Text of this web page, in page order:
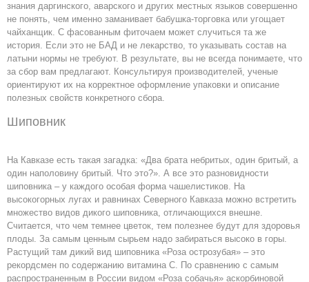
знания даргинского, аварского и других местных языков совершенно
не понять, чем именно заманивает бабушка-торговка или угощает
чайханщик. С фасованным фиточаем может случиться та же
история. Если это не БАД и не лекарство, то указывать состав на
латыни нормы не требуют. В результате, вы не всегда понимаете, что
за сбор вам предлагают. Консультируя производителей, ученые
ориентируют их на корректное оформление упаковки и описание
полезных свойств конкретного сбора.
Шиповник
На Кавказе есть такая загадка: «Два брата небритых, один бритый, а
один наполовину бритый. Что это?». А все это разновидности
шиповника – у каждого особая форма чашелистиков. На
высокогорных лугах и равнинах Северного Кавказа можно встретить
множество видов дикого шиповника, отличающихся внешне.
Считается, что чем темнее цветок, тем полезнее будут для здоровья
плоды. За самым ценным сырьем надо забираться высоко в горы.
Растущий там дикий вид шиповника «Роза острозубая» – это
рекордсмен по содержанию витамина С. По сравнению с самым
распространенным в России видом «Роза собачья» аскорбиновой